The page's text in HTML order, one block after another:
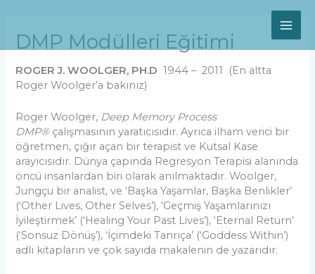
contentDMP Modülleri Eğitimi
ROGER J. WOOLGER, PH.D1944 – 2011 (En altta
Roger Woolger’a bakınız)
Roger Woolger, Deep Memory Process
DMP®çalışmasının yaratıcısıdır. Ayrıca ilham verici bir
öğretmen, çığır açan bir terapist ve Kutsal Kase
arayıcısıdır. Dünya çapında Regresyon Terapisi alanında
öncü insanlardan biri olarak anılmaktadır. Woolger,
Jungçu bir analist, ve ‘Başka Yaşamlar, Başka Benlikler’
(‘Other Lives, Other Selves’), ‘Geçmiş Yaşamlarınızı
İyileştirmek’ (‘Healing Your Past Lives’), ‘Eternal Return’
(‘Sonsuz Dönüş’), ‘İçimdeki Tanrıça’ (‘Goddess Within’)
adlı kitapların ve çok sayıda makalenin de yazarıdır.